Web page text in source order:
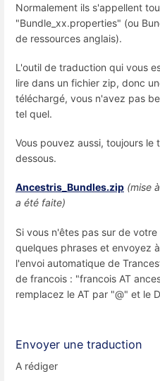
Normalement ils s'appellent
"Bundle_xx.properties" (ou
de ressources anglais).
L'outil de traduction qui vous
lire dans un fichier zip, donc
téléchargé, vous n'avez pas
tel quel.
Vous pouvez aussi, toujours
dessous.
Ancestris_Bundles.zip (mise
a été faite)
Si vous n'êtes pas sur de
quelques phrases et envoyez
l'envoi automatique de
de francois : "francois AT
remplacez le AT par "@" et le
Envoyer une traduction
A rédiger